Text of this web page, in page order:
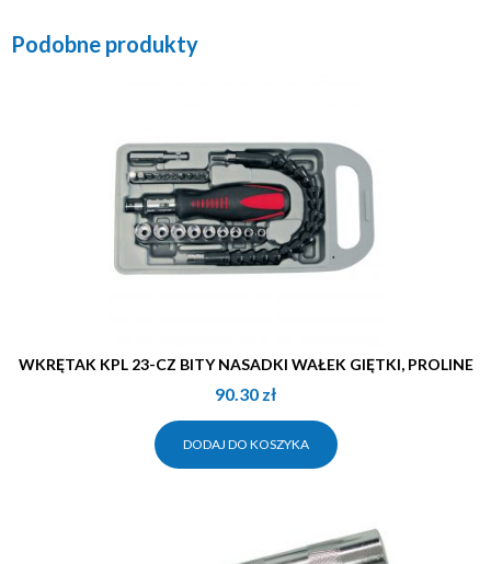
Podobne produkty
WKRĘTAK KPL 23-CZ BITY NASADKI WAŁEK GIĘTKI, PROLINE
90.30 zł
DODAJ DO KOSZYKA